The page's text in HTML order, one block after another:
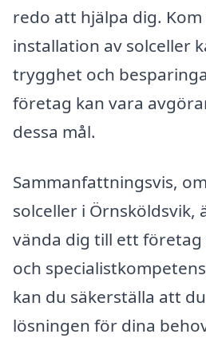
redo att hjälpa dig.
installation av solceller
trygghet och
företag kan vara
dessa mål.
Sammanfattningsvis,
solceller i
vända dig till ett
och
kan du säkerställa att
lösningen för dina